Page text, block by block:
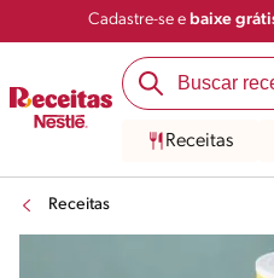
Cadastre-se e baixe
Receitas
Receitas
Salvar